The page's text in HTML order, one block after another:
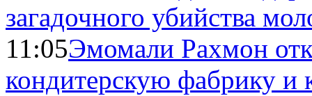
загадочного убийства
11:05Эмомали Рахмон
кондитерскую фабрику и